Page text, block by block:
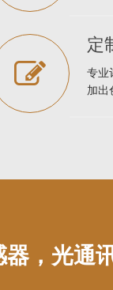
定
专业
加出
，光通